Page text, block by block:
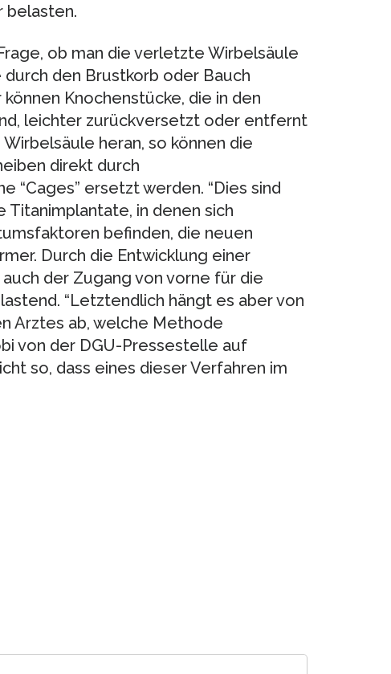
belasten.
ob man die verletzte Wirbelsäule
den Brustkorb oder Bauch
Knochenstücke, die in den
leichter zurückversetzt oder entfernt
heran, so können die
direkt durch
“Cages” ersetzt werden. “Dies sind
in denen sich
befinden, die neuen
Durch die Entwicklung einer
der Zugang von vorne für die
“Letztendlich hängt es aber von
Arztes ab, welche Methode
von der DGU-Pressestelle auf
so, dass eines dieser Verfahren im